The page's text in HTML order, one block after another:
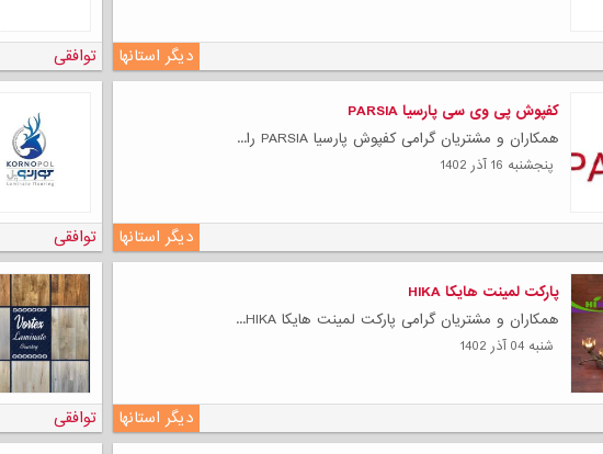
دیگر استانها توافقی
کفپوش پی وی سی پارسیا PARSIA
همکاران و مشتریان گرامی کفپوش پارسیا PARSIA را...
پنجشنبه 16 آذر 1402
دیگر استانها توافقی
پارکت لمینت هایکا HIKA
همکاران و مشتریان گرامی پارکت لمینت هایکا HIKA...
شنبه 04 آذر 1402
دیگر استانها توافقی